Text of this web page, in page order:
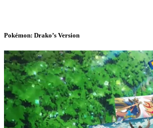
Pokémon: Drako’s Version